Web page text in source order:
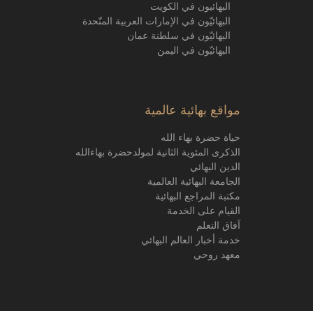
البهائيون في الكويت
البهائيّون في الإمارات العربية المتّحدة
البهائيّون في سلطنة عمان
البهائيّون في اليمن
مواقع بهائية عالمية
حياة حضرة بهاء الله
الذكرى المئوية الثانية لمولدحضرة بهاءالله
الدين البهائي
الجامعة البهائية العالمية
مكتبة المراجع البهائية
القيام على الخدمة
آفاق التعلم
خدمة أخبار العالم البهائي
معهد روحي